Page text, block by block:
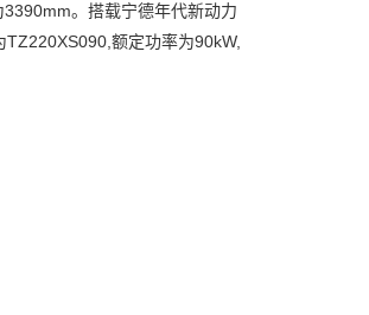
。搭载宁德年代新动力
额定功率为90kW,